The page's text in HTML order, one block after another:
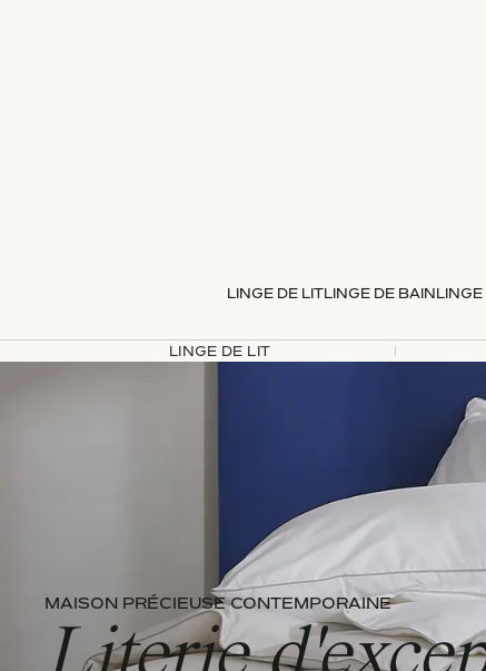
LINGE DE LITLINGE DE BAINLINGE
LINGE DE LIT
MAISON PRÉCIEUSE CONTEMPORAINE